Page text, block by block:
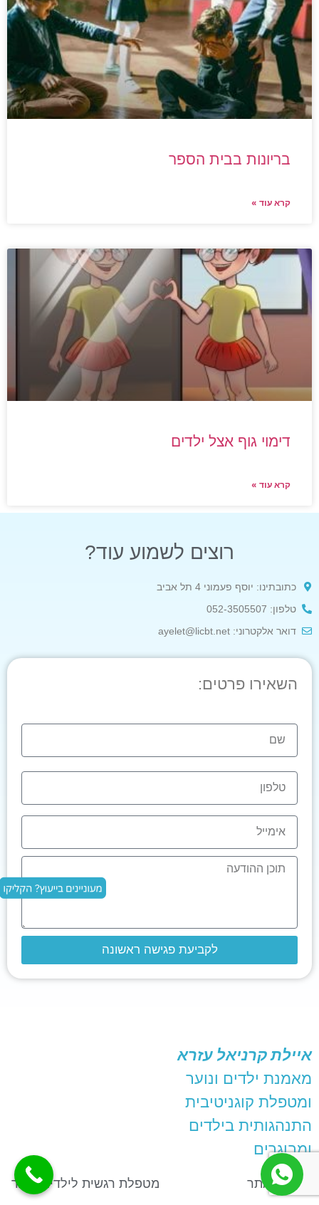
בריונות בבית הספר
קרא עוד »
דימוי גוף אצל ילדים
קרא עוד »
רוצים לשמוע עוד?
כתובתינו: יוסף פעמוני 4 תל אביב
טלפון: 052-3505507
דואר אלקטרוני: ayelet@licbt.net
השאירו פרטים:
לקביעת פגישה ראשונה
איילת קרניאל עזרא
מאמנת ילדים ונוער
ומטפלת קוגניטיבית
התנהגותית בילדים
ומבוגרים
עמודי האתר מטפלת רגשית לילדים ונוער